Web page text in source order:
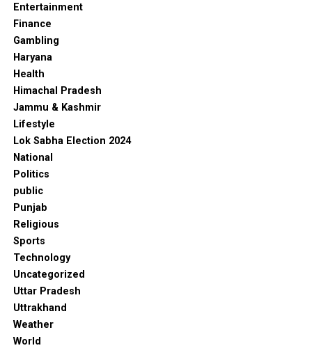
Entertainment
Finance
Gambling
Haryana
Health
Himachal Pradesh
Jammu & Kashmir
Lifestyle
Lok Sabha Election 2024
National
Politics
public
Punjab
Religious
Sports
Technology
Uncategorized
Uttar Pradesh
Uttrakhand
Weather
World